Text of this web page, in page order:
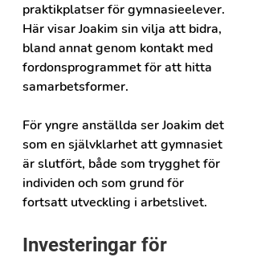
praktikplatser för gymnasieelever.
Här visar Joakim sin vilja att bidra,
bland annat genom kontakt med
fordonsprogrammet för att hitta
samarbetsformer.
För yngre anställda ser Joakim det
som en självklarhet att gymnasiet
är slutfört, både som trygghet för
individen och som grund för
fortsatt utveckling i arbetslivet.
Investeringar för